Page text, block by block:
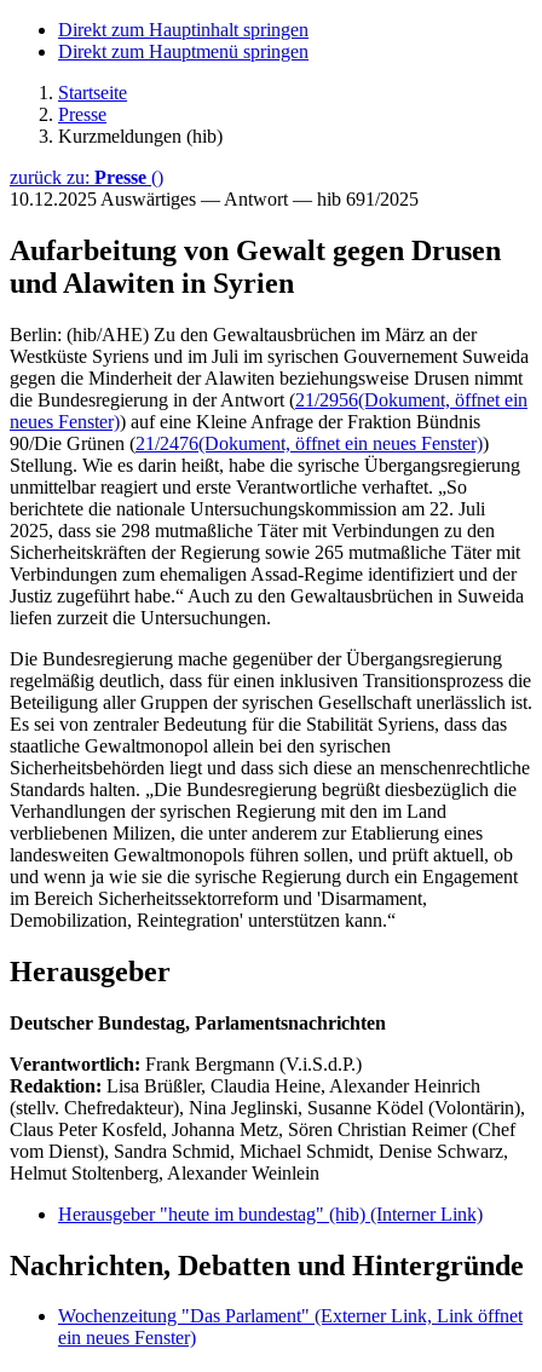
Direkt zum Hauptinhalt springen
Direkt zum Hauptmenü springen
Startseite
Presse
Kurzmeldungen (hib)
zurück zu: Presse ()
10.12.2025 Auswärtiges — Antwort — hib 691/2025
Aufarbeitung von Gewalt gegen Drusen
und Alawiten in Syrien
Berlin: (hib/AHE) Zu den Gewaltausbrüchen im März an der
Westküste Syriens und im Juli im syrischen Gouvernement Suweida
gegen die Minderheit der Alawiten beziehungsweise Drusen nimmt
die Bundesregierung in der Antwort (21/2956(Dokument, öffnet ein
neues Fenster)) auf eine Kleine Anfrage der Fraktion Bündnis
90/Die Grünen (21/2476(Dokument, öffnet ein neues Fenster))
Stellung. Wie es darin heißt, habe die syrische Übergangsregierung
unmittelbar reagiert und erste Verantwortliche verhaftet. „So
berichtete die nationale Untersuchungskommission am 22. Juli
2025, dass sie 298 mutmaßliche Täter mit Verbindungen zu den
Sicherheitskräften der Regierung sowie 265 mutmaßliche Täter mit
Verbindungen zum ehemaligen Assad-Regime identifiziert und der
Justiz zugeführt habe.“ Auch zu den Gewaltausbrüchen in Suweida
liefen zurzeit die Untersuchungen.
Die Bundesregierung mache gegenüber der Übergangsregierung
regelmäßig deutlich, dass für einen inklusiven Transitionsprozess die
Beteiligung aller Gruppen der syrischen Gesellschaft unerlässlich ist.
Es sei von zentraler Bedeutung für die Stabilität Syriens, dass das
staatliche Gewaltmonopol allein bei den syrischen
Sicherheitsbehörden liegt und dass sich diese an menschenrechtliche
Standards halten. „Die Bundesregierung begrüßt diesbezüglich die
Verhandlungen der syrischen Regierung mit den im Land
verbliebenen Milizen, die unter anderem zur Etablierung eines
landesweiten Gewaltmonopols führen sollen, und prüft aktuell, ob
und wenn ja wie sie die syrische Regierung durch ein Engagement
im Bereich Sicherheitssektorreform und 'Disarmament,
Demobilization, Reintegration' unterstützen kann.“
Herausgeber
Deutscher Bundestag, Parlamentsnachrichten
Verantwortlich: Frank Bergmann (V.i.S.d.P.)
Redaktion: Lisa Brüßler, Claudia Heine, Alexander Heinrich
(stellv. Chefredakteur), Nina Jeglinski, Susanne Ködel (Volontärin),
Claus Peter Kosfeld, Johanna Metz, Sören Christian Reimer (Chef
vom Dienst), Sandra Schmid, Michael Schmidt, Denise Schwarz,
Helmut Stoltenberg, Alexander Weinlein
Herausgeber "heute im bundestag" (hib) (Interner Link)
Nachrichten, Debatten und Hintergründe
Wochenzeitung "Das Parlament" (Externer Link, Link öffnet
ein neues Fenster)